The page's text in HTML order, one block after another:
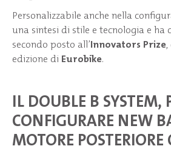
Personalizzabile anche nella
una sintesi di stile e tecnologia e ha
secondo posto all’Innovators Prize,
edizione di Eurobike.
IL DOUBLE B SYSTEM,
CONFIGURARE NEW
MOTORE POSTERIORE